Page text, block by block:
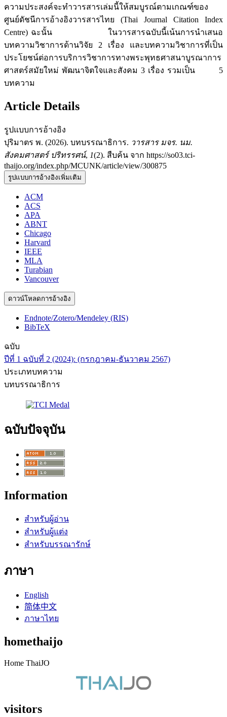
ความประสงค์จะทำวารสารเล่มนี้ให้สมบูรณ์ตามเกณฑ์ของ
ศูนย์ดัชนีการอ้างอิงวารสารไทย (Thai Journal Citation Index
Centre) ฉะนั้น ในวารสารฉบับนี้เน้นการนำเสนอ
บทความวิชาการด้านวิจัย 2 เรื่อง และบทความวิชาการที่เป็น
ประโยชน์ต่อการบริการวิชาการทางพระพุทธศาสนาบูรณาการ
ศาสตร์สมัยใหม่ พัฒนาจิตใจและสังคม 3 เรื่อง รวมเป็น 5
บทความ
Article Details
รูปแบบการอ้างอิง
ปุริมาตร พ. (2026). บทบรรณาธิการ. วารสาร มจร. นม.
สังคมศาสตร์ ปริทรรศน์, 1(2). สืบค้น จาก https://so03.tci-
thaijo.org/index.php/MCUNK/article/view/300875
รูปแบบการอ้างอิงเพิ่มเติม
ACM
ACS
APA
ABNT
Chicago
Harvard
IEEE
MLA
Turabian
Vancouver
ดาวน์โหลดการอ้างอิง
Endnote/Zotero/Mendeley (RIS)
BibTeX
ฉบับ
ปีที่ 1 ฉบับที่ 2 (2024): (กรกฎาคม-ธันวาคม 2567)
ประเภทบทความ
บทบรรณาธิการ
ฉบับปัจจุบัน
Information
สำหรับผู้อ่าน
สำหรับผู้แต่ง
สำหรับบรรณารักษ์
ภาษา
English
简体中文
ภาษาไทย
homethaijo
Home ThaiJO
visitors